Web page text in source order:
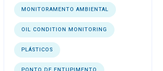
MONITORAMENTO AMBIENTAL
OIL CONDITION MONITORING
PLÁSTICOS